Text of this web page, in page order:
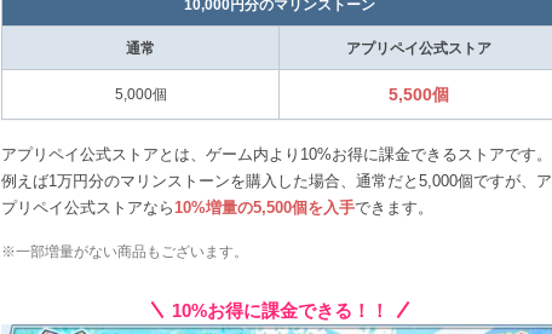
10,000円分のマリンストーン
通常 アプリペイ公式ストア
5,000個 5,500個
アプリペイ公式ストアとは、ゲーム内より10%お得に課金できるストアです。
例えば1万円分のマリンストーンを購入した場合、通常だと5,000個ですが、ア
プリペイ公式ストアなら 10%増量の5,500個を入手できます。
※一部増量がない商品もございます。
10%お得に課金できる！！